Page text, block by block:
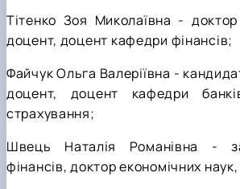
Тітенко Зоя Миколаївна -
доцент, доцент кафедри фінансів;
Файчук Ольга Валеріївна -
доцент, доцент кафедри
страхування;
Швець Наталія Романівна -
фінансів, доктор економічних